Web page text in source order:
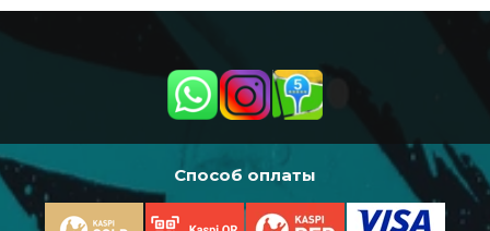
Способ оплаты